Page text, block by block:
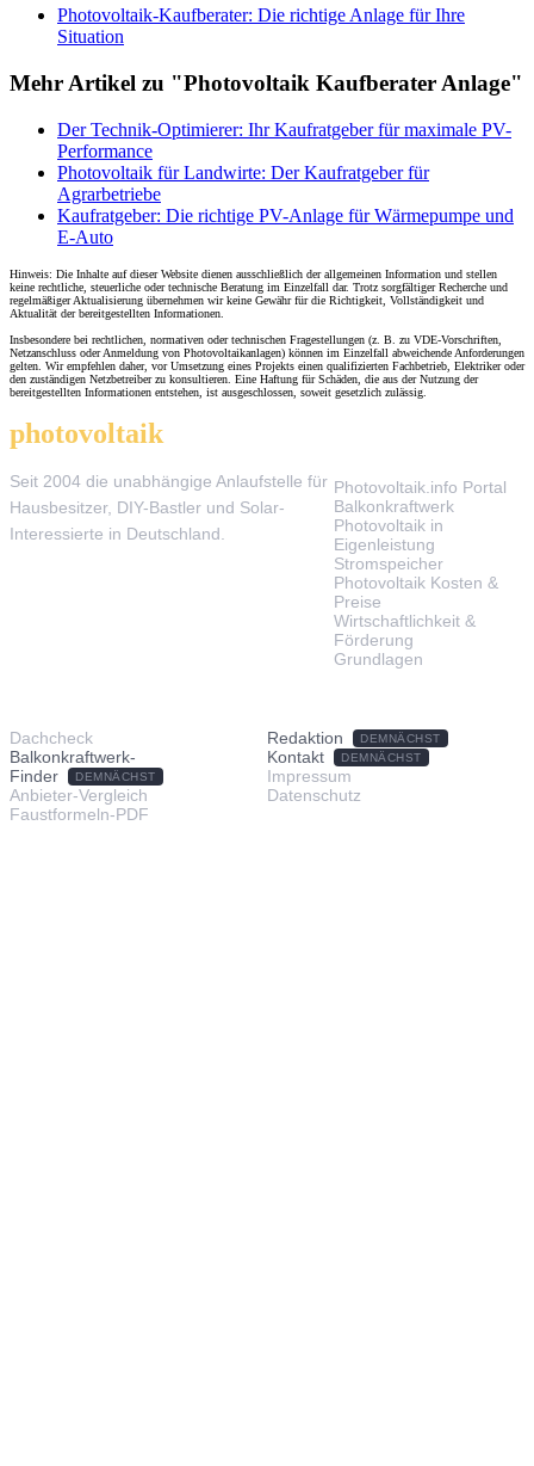
Photovoltaik-Kaufberater: Die richtige Anlage für Ihre
Situation
Mehr Artikel zu "Photovoltaik Kaufberater Anlage"
Der Technik-Optimierer: Ihr Kaufratgeber für maximale PV-
Performance
Photovoltaik für Landwirte: Der Kaufratgeber für
Agrarbetriebe
Kaufratgeber: Die richtige PV-Anlage für Wärmepumpe und
E-Auto
Hinweis: Die Inhalte auf dieser Website dienen ausschließlich der allgemeinen Information und stellen
keine rechtliche, steuerliche oder technische Beratung im Einzelfall dar. Trotz sorgfältiger Recherche und
regelmäßiger Aktualisierung übernehmen wir keine Gewähr für die Richtigkeit, Vollständigkeit und
Aktualität der bereitgestellten Informationen.
Insbesondere bei rechtlichen, normativen oder technischen Fragestellungen (z. B. zu VDE-Vorschriften,
Netzanschluss oder Anmeldung von Photovoltaikanlagen) können im Einzelfall abweichende Anforderungen
gelten. Wir empfehlen daher, vor Umsetzung eines Projekts einen qualifizierten Fachbetrieb, Elektriker oder
den zuständigen Netzbetreiber zu konsultieren. Eine Haftung für Schäden, die aus der Nutzung der
bereitgestellten Informationen entstehen, ist ausgeschlossen, soweit gesetzlich zulässig.
photovoltaik
Seit 2004 die unabhängige Anlaufstelle für
Hausbesitzer, DIY-Bastler und Solar-
Interessierte in Deutschland.
Photovoltaik.info Portal
Balkonkraftwerk
Photovoltaik in
Eigenleistung
Stromspeicher
Photovoltaik Kosten &
Preise
Wirtschaftlichkeit &
Förderung
Grundlagen
Dachcheck
Balkonkraftwerk-
Finder
DEMNÄCHST
Anbieter-Vergleich
Faustformeln-PDF
Redaktion DEMNÄCHST
Kontakt DEMNÄCHST
Impressum
Datenschutz